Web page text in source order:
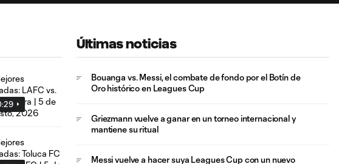
Últimas noticias
Bouanga vs. Messi, el combate de fondo por el Botín de
Oro histórico en Leagues Cup
Griezmann vuelve a ganar en un torneo internacional y
mantiene su ritual
Messi vuelve a hacer suya Leagues Cup con un nuevo